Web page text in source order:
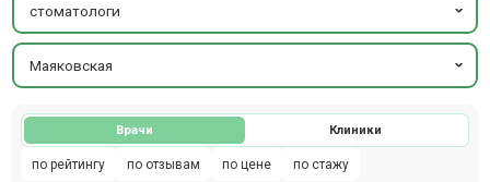
стоматологи
Маяковская
Врачи Клиники
по рейтингу по отзывам по цене по стажу